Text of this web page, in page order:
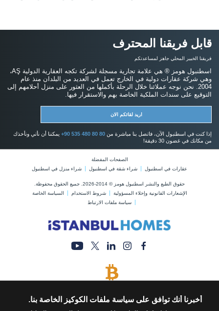
قابل فريقنا المحترف
فريقنا الخبير المحلي جاهز لمساعدتكم
اسطنبول هومز ® هي علامة تجارية مسجلة لشركة تكجه العقارية الدولية AŞ،
وهي شركة عقارات دولية في الخارج تعمل في العديد من البلدان منذ عام
2004. نحن نوجه عملائنا خلال الرحلة بأكملها من العثور على منزل أحلامهم إلى
التوقيع على سندات الملكية الخاصة بهم والاستقرار فيها.
اريد لقائكم الان
إذا كنت في اسطنبول الآن، فاتصل بنا مباشرة من +90 535 480 80 80 يمكننا أن نأتي ونأخذك
من مكانك في غضون 30 دقيقة!
الصفحات المفضلة
عقارات في اسطنبول
شراء شقة في اسطنبول شراء منزل في اسطنبول
حقوق الطبع والنشر اسطنبول هومز © 2014-2026. جميع الحقوق محفوظة.
الإشعارات القانونية وإخلاء المسؤولية
شروط الاستخدام
السياسة الخاصة
سياسة ملفات الارتباط
قم بشراء أي عقار عن طريق الدفع بالبيتكوين
أخبرنا أنك توافق على سياسة ملفات الكوكيز الخاصة بنا.